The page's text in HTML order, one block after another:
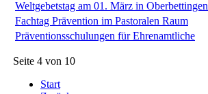
Weltgebetstag am 01. März in Oberbettingen
Fachtag Prävention im Pastoralen Raum
Präventionsschulungen für Ehrenamtliche
Seite 4 von 10
Start